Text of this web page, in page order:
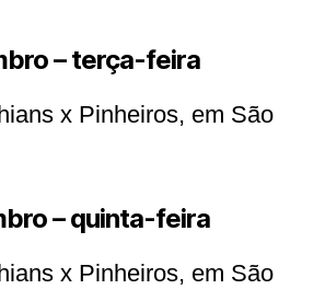
– terça-feira
x Pinheiros, em São
– quinta-feira
x Pinheiros, em São